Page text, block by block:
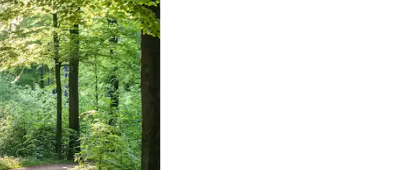
მიმართული ისრებით ან შეხებისა თუ თითის გასმის ჟესტები.